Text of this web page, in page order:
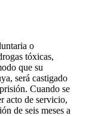
o
tóxicas,
que su
será castigado
Cuando se
acto de servicio,
de seis meses a